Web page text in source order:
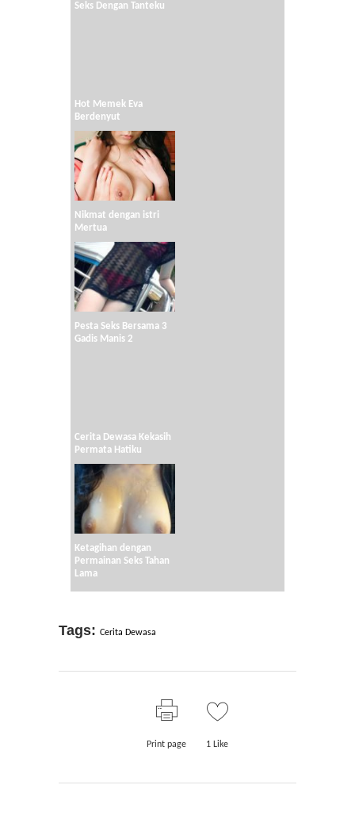
Seks Dengan Tanteku
Hot Memek Eva
Berdenyut
Nikmat dengan istri
Mertua
Pesta Seks Bersama 3
Gadis Manis 2
Cerita Dewasa Kekasih
Permata Hatiku
Ketagihan dengan
Permainan Seks Tahan
Lama
Tags: Cerita Dewasa
Print page 1 Like